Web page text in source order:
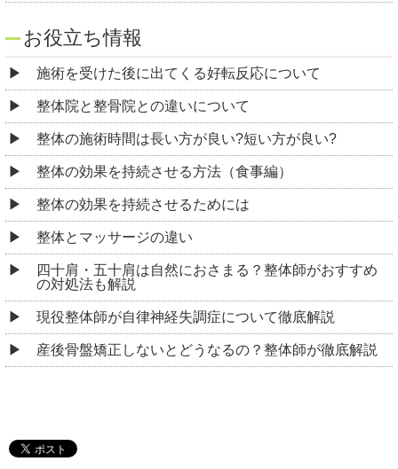
お役立ち情報
施術を受けた後に出てくる好転反応について
整体院と整骨院との違いについて
整体の施術時間は長い方が良い?短い方が良い?
整体の効果を持続させる方法（食事編）
整体の効果を持続させるためには
整体とマッサージの違い
四十肩・五十肩は自然におさまる？整体師がおすすめ
の対処法も解説
現役整体師が自律神経失調症について徹底解説
産後骨盤矯正しないとどうなるの？整体師が徹底解説